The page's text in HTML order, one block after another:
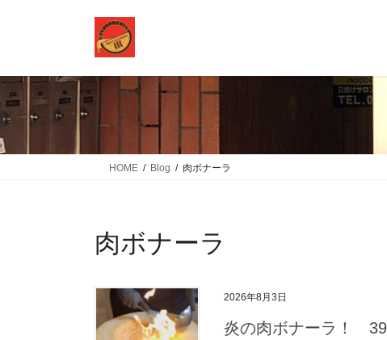
ツ
に
移
動
シ
ョ
ン
に
HOME Blog 肉ボナーラ
肉ボナーラ
2026年8月3日
炎の肉ボナーラ！